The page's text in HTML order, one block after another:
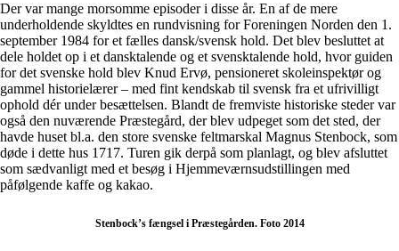
Der var mange morsomme episoder i disse år. En af de mere
underholdende skyldtes en rundvisning for Foreningen Norden den 1.
september 1984 for et fælles dansk/svensk hold. Det blev besluttet at
dele holdet op i et dansktalende og et svensktalende hold, hvor guiden
for det svenske hold blev Knud Ervø, pensioneret skoleinspektør og
gammel historielærer – med fint kendskab til svensk fra et ufrivilligt
ophold dér under besættelsen. Blandt de fremviste historiske steder var
også den nuværende Præstegård, der blev udpeget som det sted, der
havde huset bl.a. den store svenske feltmarskal Magnus Stenbock, som
døde i dette hus 1717. Turen gik derpå som planlagt, og blev afsluttet
som sædvanligt med et besøg i Hjemmeværnsudstillingen med
påfølgende kaffe og kakao.
Stenbock’s fængsel i Præstegården. Foto 2014